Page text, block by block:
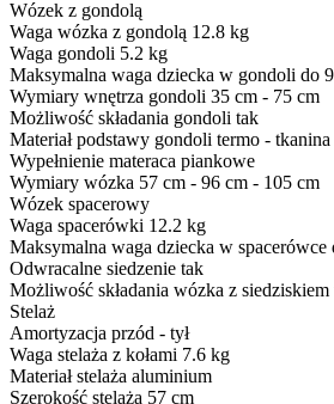
Wózek z gondolą
Waga wózka z gondolą 12.8 kg
Waga gondoli 5.2 kg
Maksymalna waga dziecka w gondoli do
Wymiary wnętrza gondoli 35 cm - 75 cm
Możliwość składania gondoli tak
Materiał podstawy gondoli termo - tkanina
Wypełnienie materaca piankowe
Wymiary wózka 57 cm - 96 cm - 105 cm
Wózek spacerowy
Waga spacerówki 12.2 kg
Maksymalna waga dziecka w spacerówce
Odwracalne siedzenie tak
Możliwość składania wózka z siedziskiem
Stelaż
Amortyzacja przód - tył
Waga stelaża z kołami 7.6 kg
Materiał stelaża aluminium
Szerokość stelaża 57 cm